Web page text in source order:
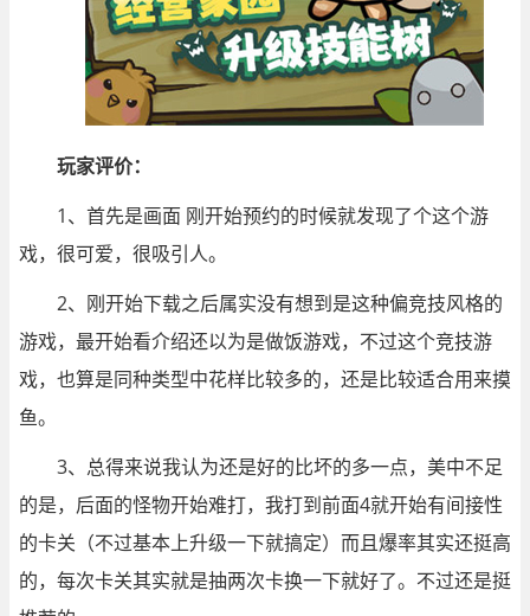
玩家评价：
1、首先是画面 刚开始预约的时候就发现了个这个游
戏，很可爱，很吸引人。
2、刚开始下载之后属实没有想到是这种偏竞技风格的
游戏，最开始看介绍还以为是做饭游戏，不过这个竞技游
戏，也算是同种类型中花样比较多的，还是比较适合用来摸
鱼。
3、总得来说我认为还是好的比坏的多一点，美中不足
的是，后面的怪物开始难打，我打到前面4就开始有间接性
的卡关（不过基本上升级一下就搞定）而且爆率其实还挺高
的，每次卡关其实就是抽两次卡换一下就好了。不过还是挺